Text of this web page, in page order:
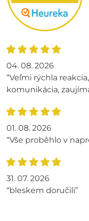
04. 08. 2026
“Veľmi rýchla
komunikácia,
01. 08. 2026
“Vše proběhlo v
31. 07. 2026
“bleskem doručili”